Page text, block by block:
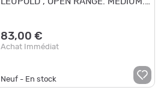
83,00 €
Achat Immédiat
Neuf - En stock